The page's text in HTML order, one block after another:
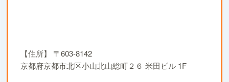
【住所】
〒603-8142
京都府京都市北区小山北山総町２６ 米田ビル 1F